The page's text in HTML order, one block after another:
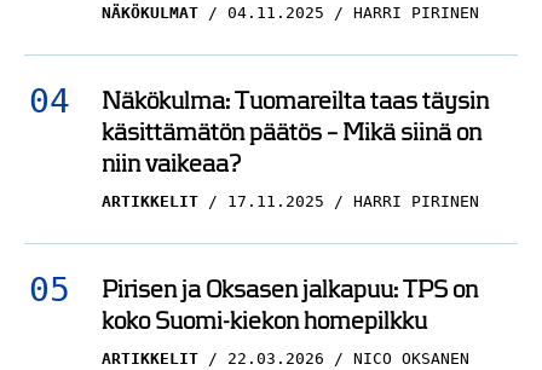
NÄKÖKULMAT 04.11.2025 HARRI PIRINEN
Näkökulma: Tuomareilta taas täysin
käsittämätön päätös – Mikä siinä on
niin vaikeaa?
ARTIKKELIT 17.11.2025 HARRI PIRINEN
Pirisen ja Oksasen jalkapuu: TPS on
koko Suomi-kiekon homepilkku
ARTIKKELIT 22.03.2026 NICO OKSANEN